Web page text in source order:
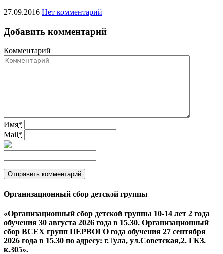
27.09.2016 Нет комментарий
Добавить комментарий
Комментарий
Имя*
Mail*
Организационный сбор детской группы
«Организационный сбор детской группы 10-14 лет 2 года
обучения 30 августа 2026 года в 15.30. Организационный
сбор ВСЕХ групп ПЕРВОГО года обучения 27 сентября
2026 года в 15.30 по адресу: г.Тула, ул.Советская,2. ГКЗ.
к.305».